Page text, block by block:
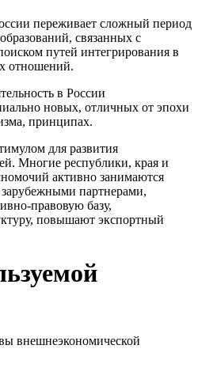
пережи­вает сложный период
связан­ных с
путей интегрирования в
отношений.
в России
новых, отличных от эпохи
принципах.
для развития
Многие республики, края и
активно занимаются
зарубежными партнерами,
правовую базу,
повышают экспортный
внешнеэкономической